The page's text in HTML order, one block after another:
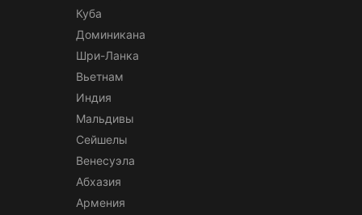
Куба
Доминикана
Шри-Ланка
Вьетнам
Индия
Мальдивы
Сейшелы
Венесуэла
Абхазия
Армения